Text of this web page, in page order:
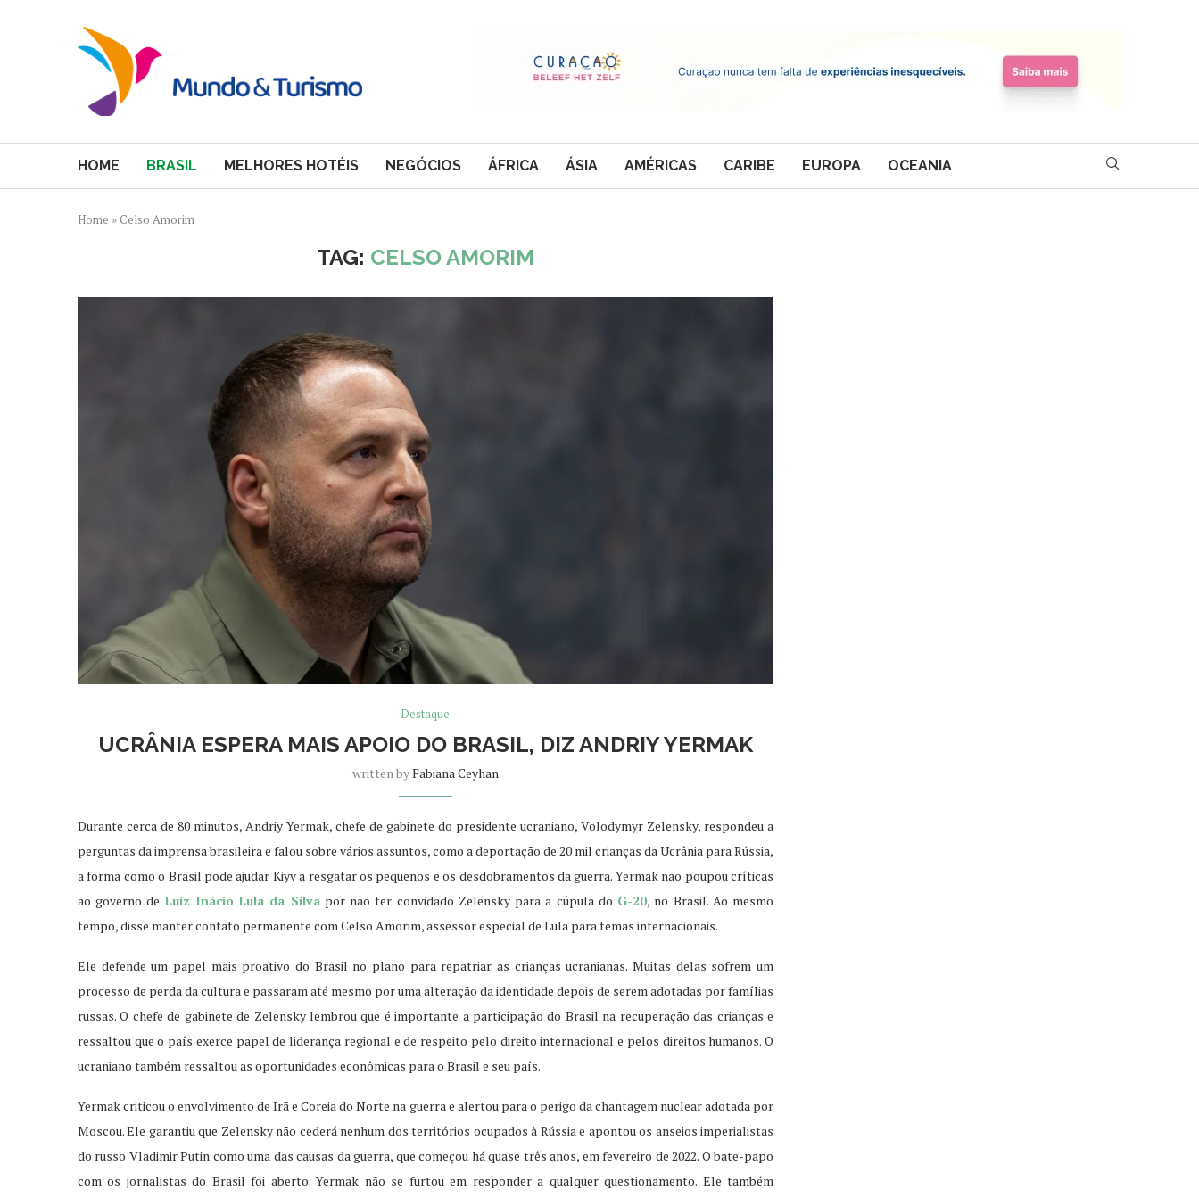
HOME BRASIL MELHORES HOTÉIS NEGÓCIOS ÁFRICA ÁSIA AMÉRICAS CARIBE EUROPA OCEANIA
Home » Celso Amorim
TAG: CELSO AMORIM
Destaque
UCRÂNIA ESPERA MAIS APOIO DO BRASIL, DIZ ANDRIY YERMAK
written byFabiana Ceyhan
Durante cerca de 80 minutos, Andriy Yermak, chefe de gabinete do presidente ucraniano, Volodymyr Zelensky, respondeu a
perguntas da imprensa brasileira e falou sobre vários assuntos, como a deportação de 20 mil crianças da Ucrânia para Rússia,
a forma como o Brasil pode ajudar Kiyv a resgatar os pequenos e os desdobramentos da guerra. Yermak não poupou críticas
ao governo de Luiz Inácio Lula da Silvapor não ter convidado Zelensky para a cúpula do G-20, no Brasil. Ao mesmo
tempo, disse manter contato permanente com Celso Amorim, assessor especial de Lula para temas internacionais.
Ele defende um papel mais proativo do Brasil no plano para repatriar as crianças ucranianas. Muitas delas sofrem um
processo de perda da cultura e passaram até mesmo por uma alteração da identidade depois de serem adotadas por famílias
russas. O chefe de gabinete de Zelensky lembrou que é importante a participação do Brasil na recuperação das crianças e
ressaltou que o país exerce papel de liderança regional e de respeito pelo direito internacional e pelos direitos humanos. O
ucraniano também ressaltou as oportunidades econômicas para o Brasil e seu país.
Yermak criticou o envolvimento de Irã e Coreia do Norte na guerra e alertou para o perigo da chantagem nuclear adotada por
Moscou. Ele garantiu que Zelensky não cederá nenhum dos territórios ocupados à Rússia e apontou os anseios imperialistas
do russo Vladimir Putin como uma das causas da guerra, que começou há quase três anos, em fevereiro de 2022. O bate-papo
com os jornalistas do Brasil foi aberto. Yermak não se furtou em responder a qualquer questionamento. Ele também